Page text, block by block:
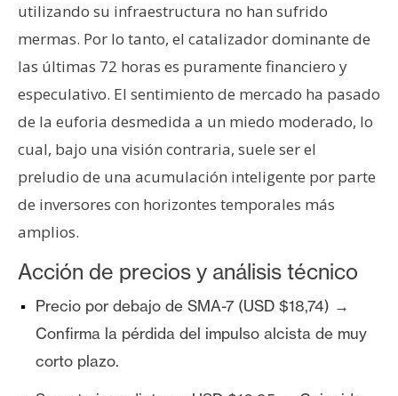
utilizando su infraestructura no han sufrido
mermas. Por lo tanto, el catalizador dominante de
las últimas 72 horas es puramente financiero y
especulativo. El sentimiento de mercado ha pasado
de la euforia desmedida a un miedo moderado, lo
cual, bajo una visión contraria, suele ser el
preludio de una acumulación inteligente por parte
de inversores con horizontes temporales más
amplios.
Acción de precios y análisis técnico
Precio por debajo de SMA-7 (USD $18,74) →
Confirma la pérdida del impulso alcista de muy
corto plazo.